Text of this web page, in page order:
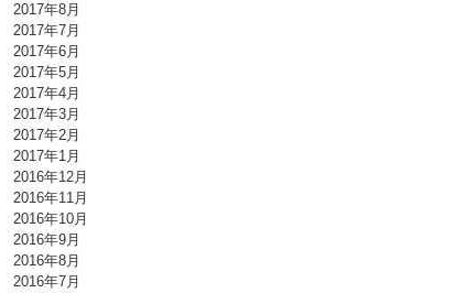
2017年8月
2017年7月
2017年6月
2017年5月
2017年4月
2017年3月
2017年2月
2017年1月
2016年12月
2016年11月
2016年10月
2016年9月
2016年8月
2016年7月